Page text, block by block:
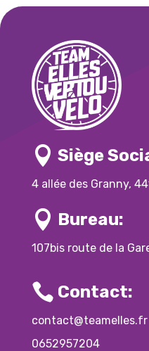
 Siège
4 allée des Granny,
 Bureau:
107bis route de la
 Contact:
contact@teamelles.fr
0652957204